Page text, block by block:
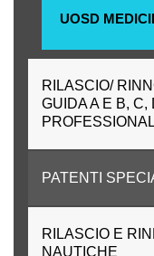
UOSD
RILASCIO/
GUIDA A E B, C,
PROFESSIONALI
PATENTI
RILASCIO E
NAUTICHE